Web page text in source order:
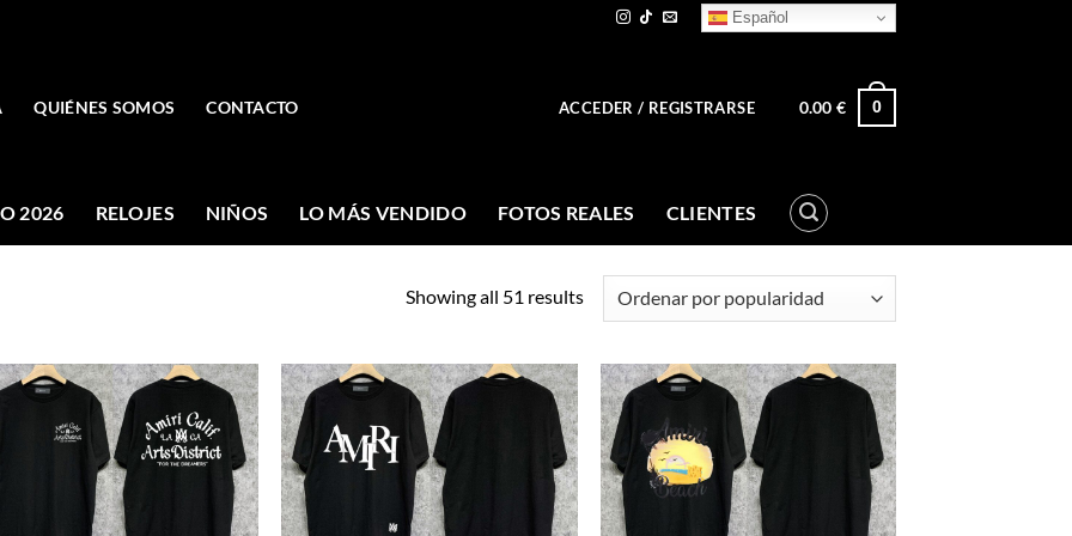
Español
QUIÉNES SOMOS CONTACTO ACCEDER / REGISTRARSE 0.00€ 0
2026 RELOJES NIÑOS LO MÁS VENDIDO FOTOS REALES CLIENTES
Showing all 51 results